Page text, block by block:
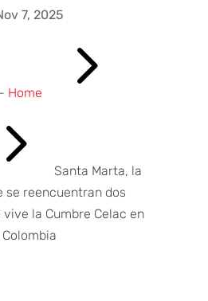
7, 2025
Home 5
5
Santa Marta, la
se reencuentran dos
vive la Cumbre Celac en
Colombia